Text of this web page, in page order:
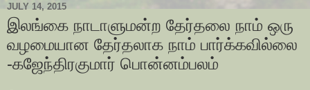
JULY 14, 2015
இலங்கை நாடாளுமன்ற தேர்தலை நாம் ஒரு
வழமையான தேர்தலாக நாம் பார்க்கவில்லை
-கஜேந்திரகுமார் பொன்னம்பலம்